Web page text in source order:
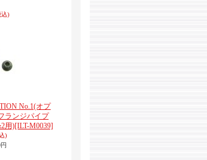
込)
No.1(オプ
ランジパイプ
用)[ILT-M0039]
)